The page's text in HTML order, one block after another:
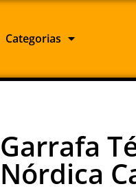
Categorias
Garrafa
Nórdica